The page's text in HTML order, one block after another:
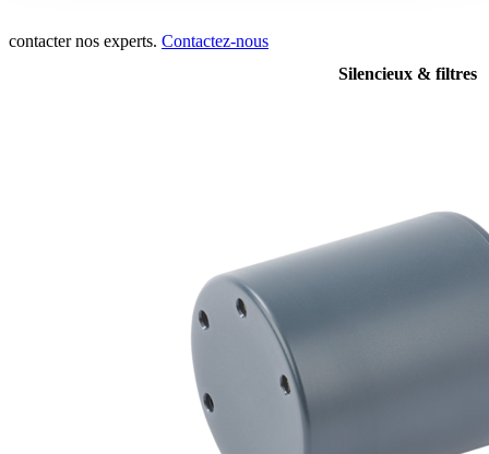
contacter nos experts. Contactez-nous
Silencieux & filtres